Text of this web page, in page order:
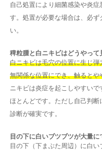
自己処置により細菌感染や炎
す。処置が必要な場合は、必
い。
稗粒腫と白ニキビはどうやって
白ニキビは毛穴の位置に生じ
無関係な位置にでき、触ると
ニキビは炎症を起こしやすい
ほとんどです。ただし自己判
診断が確実です。
目の下に白いブツブツが大量
目の下（下まぶた周辺）に白い